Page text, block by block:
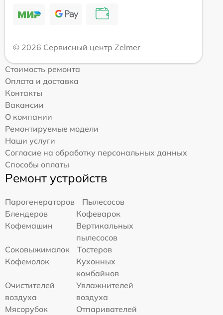
© 2026 Сервисный центр Zelmer
Стоимость ремонта
Оплата и доставка
Контакты
Вакансии
О компании
Ремонтируемые модели
Наши услуги
Согласие на обработку персональных данных
Способы оплаты
Ремонт устройств
Парогенераторов
Пылесосов
Блендеров
Кофеварок
Кофемашин
Вертикальных
пылесосов
Соковыжималок
Тостеров
Кофемолок
Кухонных
комбайнов
Очистителей
воздуха
Увлажнителей
воздуха
Мясорубок
Отпаривателей